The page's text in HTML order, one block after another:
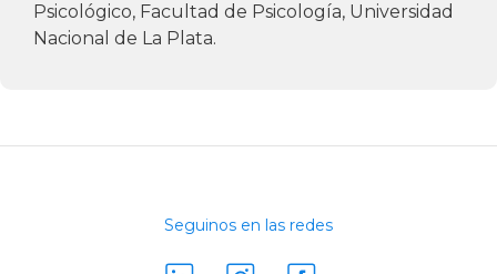
Psicológico, Facultad de Psicología, Universidad
Nacional de La Plata.
Seguinos en las redes